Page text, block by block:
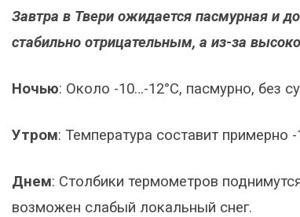
Завтра в Твери ожидается пасмурная и
стабильно отрицательным, а из-за
Ночью: Около -10…-12°C, пасмурно, без
Утром: Температура составит примерно
Днем: Столбики термометров
возможен слабый локальный снег.